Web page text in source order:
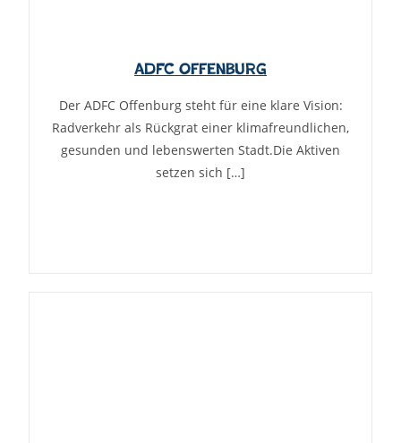
ADFC Offenburg
Der ADFC Offenburg steht für eine klare Vision:
Radverkehr als Rückgrat einer klimafreundlichen,
gesunden und lebenswerten Stadt.Die Aktiven
setzen sich […]